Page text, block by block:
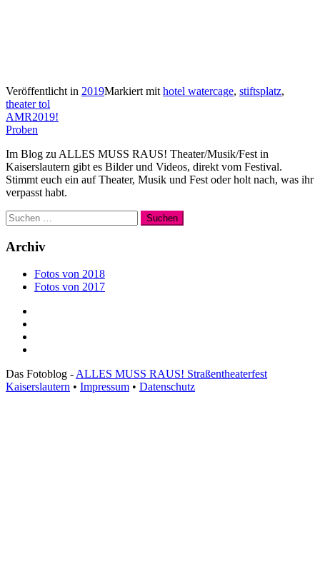
Veröffentlicht in 2019Markiert mit hotel watercage, stiftsplatz,
theater tol
Beitragsnavigation
AMR2019!
Proben
Im Blog zu ALLES MUSS RAUS! Theater/Musik/Fest in
Kaiserslautern gibt es Bilder und Videos, direkt vom Festival.
Stimmt euch ein auf Theater, Musik und Fest oder holt nach, was ihr
verpasst habt.
Suchen
nach:
Archiv
Fotos von 2018
Fotos von 2017
Das Fotoblog - ALLES MUSS RAUS! Straßentheaterfest
Kaiserslautern • Impressum • Datenschutz